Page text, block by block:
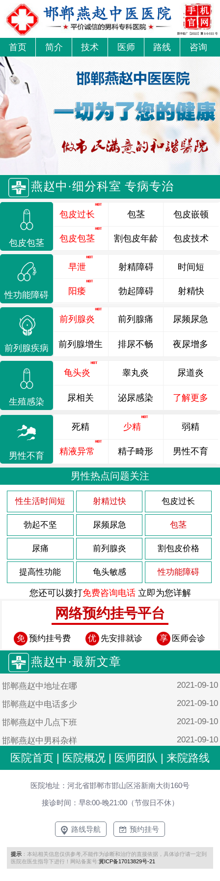
首页 简介 技术 医师 路线 咨询
燕赵中·细分科室 专病专治
包皮包茎
包皮过长
包皮包茎
包茎
割包皮年龄
包皮嵌顿
包皮技术
性功能障碍
早泄
阳痿
射精障碍
勃起障碍
时间短
射精快
前列腺疾病
前列腺炎 前列腺痛 尿频尿急
前列腺增生 排尿不畅 夜尿增多
生殖感染
龟头炎 睾丸炎 尿道炎
尿相关 泌尿感染 了解更多
男性不育
死精 少精 弱精
精液异常 精子畸形 男性不育
男性热点问题关注
性生活时间短 射精过快 包皮过长
勃起不坚 尿频尿急 包茎
尿痛 前列腺炎 割包皮价格
提高性功能 龟头敏感 性功能障碍
您还可以拨打免费咨询电话立即为您详解
网络预约挂号平台
免 预约挂号费 优 先安排就诊 享 医师会诊
燕赵中·最新文章
邯郸燕赵中地址在哪 2021-09-10
邯郸燕赵中电话多少 2021-09-10
邯郸燕赵中几点下班 2021-09-10
邯郸燕赵中男科杂样 2021-09-10
邯郸燕赵中男科靠谱吗 2021-09-10
医院首页 | 医院概况 | 医师团队 | 来院路线
医院地址：河北省邯郸市邯山区浴新南大街160号
接诊时间：早8:00-晚21:00（节假日不休）
路线导航 预约挂号
提示 ：本站相关信息仅供参考,不能作为诊断和治疗的直接依据，具体诊疗请一定到
医院在医生指导下进行！网站备案号:冀ICP备17013829号-21